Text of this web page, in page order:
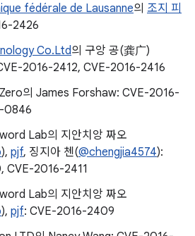
fédérale de Lausanne의 조지 피
2426
Co.Ltd의 구앙 공(龚广)
2016-2412, CVE-2016-2416
의 James Forshaw: CVE-2016-
0846
Lab의 지안치앙 짜오
), pjf, 징지아 첸(@chengjia4574):
CVE-2016-2411
Lab의 지안치앙 짜오
), pjf: CVE-2016-2409